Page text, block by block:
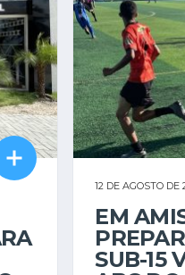
12 DE AGOSTO DE
EM
SUB-15